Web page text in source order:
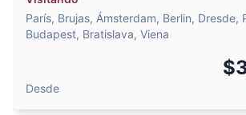
París, Brujas, Ámsterdam, Berlin, Dresde,
Budapest, Bratislava, Viena
Desde
$